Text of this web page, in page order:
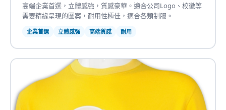
高端企業首選，立體感強，質感豪華。適合公司Logo、校徽等
需要精緣呈現的圖案，耐用性極佳，適合各類制服。
企業首選 立體感強 高端質感 耐用